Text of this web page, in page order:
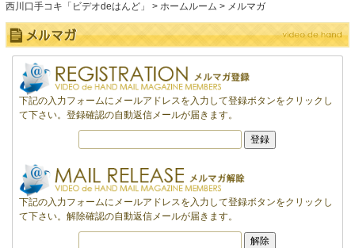
西川口手コキ「ビデオdeはんど」 ホームルーム メルマガ
メルマガ
下記の入力フォームにメールアドレスを入力して登録ボタンをクリックし
て下さい。登録確認の自動返信メールが届きます。
下記の入力フォームにメールアドレスを入力して登録ボタンをクリックし
て下さい。解除確認の自動返信メールが届きます。